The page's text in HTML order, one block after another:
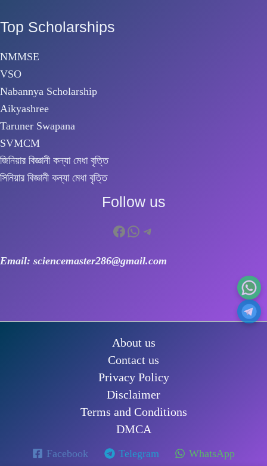
Top Scholarships
NMMSE
VSO
Nabannya Scholarship
Aikyashree
Taruner Swapana
SVMCM
জিনিয়ার বিজ্ঞানী কন্যা মেধা বৃত্তি
সিনিয়ার বিজ্ঞানী কন্যা মেধা বৃত্তি
Follow us
Facebook
WhatsApp
Telegram
Email: sciencemaster286@gmail.com
About us
Contact us
Privacy Policy
Disclaimer
Terms and Conditions
DMCA
Facebook Telegram WhatsApp